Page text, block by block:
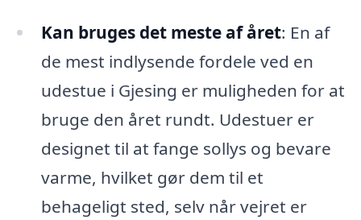
Kan bruges det meste af året: En af
de mest indlysende fordele ved en
udestue i Gjesing er muligheden for at
bruge den året rundt. Udestuer er
designet til at fange sollys og bevare
varme, hvilket gør dem til et
behageligt sted, selv når vejret er